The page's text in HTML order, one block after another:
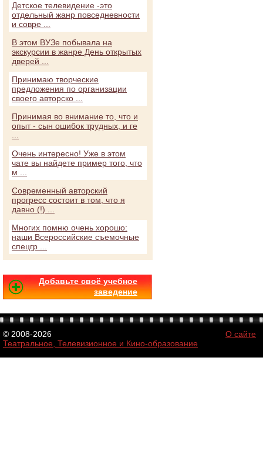
Детское телевидение -это
отдельный жанр повседневности
и совре ...
В этом ВУЗе побывала на
экскурсии в жанре День открытых
дверей ...
Принимаю творческие
предложения по организации
своего авторско ...
Принимая во внимание то, что и
опыт - сын ошибок трудных, и ге
Очень интересно! Уже в этом
чате вы найдете пример того, что
м ...
Современный авторский
прогресс состоит в том, что я
давно (!) ...
Многих помню очень хорошо:
наши Всероссийские съемочные
спецгр ...
Добавьте своё учебное
заведение
© 2008-2026
Театральное, Телевизионное и Кино-образование
О сайте